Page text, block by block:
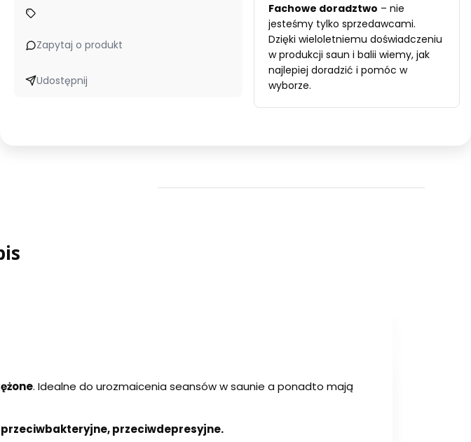
Zapytaj o produkt
Udostępnij
Fachowe doradztwo – nie
jesteśmy tylko sprzedawcami.
Dzięki wieloletniemu doświadczeniu
w produkcji saun i balii wiemy, jak
najlepiej doradzić i pomóc w
wyborze.
. Idealne do urozmaicenia seansów w saunie a ponadto mają
przeciwdepresyjne.